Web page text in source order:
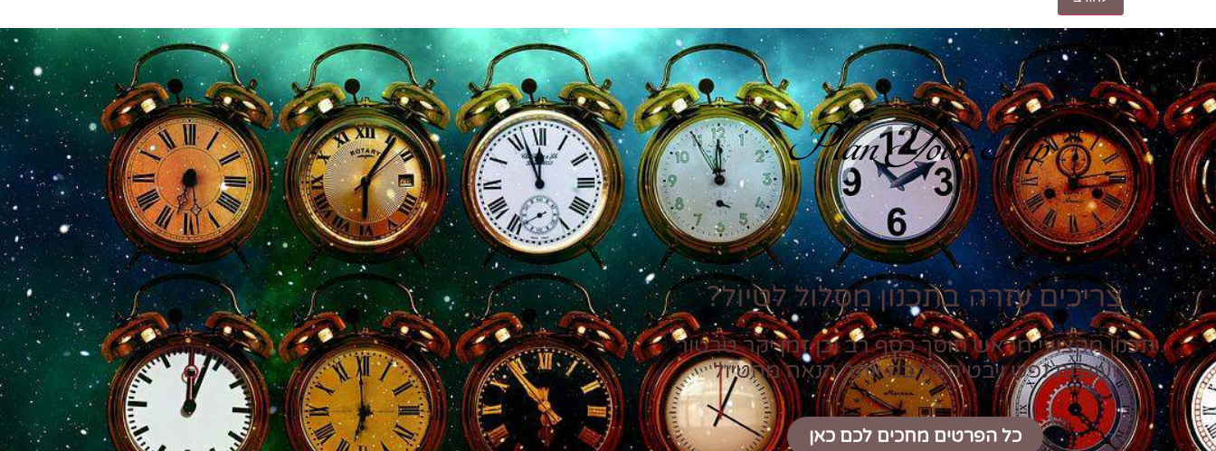
Plan Your Trip
צריכים עזרה בתכנון מסלול לטיול?
תכנון מקצועי מראש חוסך כסף רב וכן זמן יקר טרטור
ועוגמת נפש ויבטיח הרבה יותר הנאה מהטיול
כל הפרטים מחכים לכם כאן